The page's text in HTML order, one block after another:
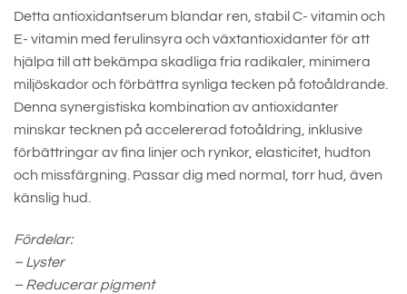
Detta antioxidantserum blandar ren, stabil C- vitamin och
E- vitamin med ferulinsyra och växtantioxidanter för att
hjälpa till att bekämpa skadliga fria radikaler, minimera
miljöskador och förbättra synliga tecken på fotoåldrande.
Denna synergistiska kombination av antioxidanter
minskar tecknen på accelererad fotoåldring, inklusive
förbättringar av fina linjer och rynkor, elasticitet, hudton
och missfärgning. Passar dig med normal, torr hud, även
känslig hud.
Fördelar:
– Lyster
– Reducerar pigment